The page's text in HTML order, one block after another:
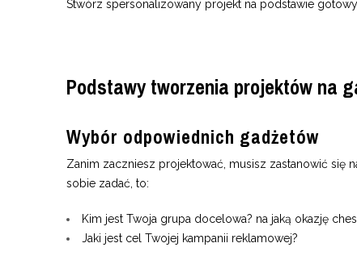
Stwórz spersonalizowany projekt na podstawie
Podstawy tworzenia projektów na
Wybór odpowiednich gadżetów
Zanim zaczniesz projektować, musisz zastanowić
sobie zadać, to:
Kim jest Twoja grupa docelowa? na jaką okazję
Jaki jest cel Twojej kampanii reklamowej?